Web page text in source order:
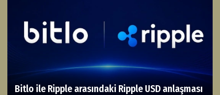
Bitlo ile Ripple arasındaki Ripple USD anlaşması